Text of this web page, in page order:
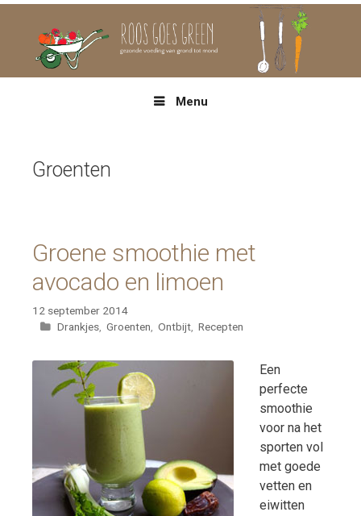
Menu
Groenten
Groene smoothie met
avocado en limoen
12 september 2014
Categorieën
Drankjes, Groenten, Ontbijt, Recepten
Een
perfecte
smoothie
voor na het
sporten vol
met goede
vetten en
eiwitten